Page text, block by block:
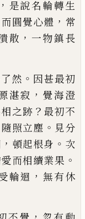
， 是說名輪轉生
而圓覺心體 ， 常
散 ， 一物鎮長
然 。 因甚最初
湛寂 ， 覺海澄
之跡 ？ 最初不
隨照立塵 。 見分
， 頓起根身 。 次
而相續業果 。
輪迴 ， 無有休